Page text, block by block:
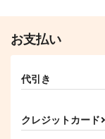
お支払い
代引き
クレジットカード